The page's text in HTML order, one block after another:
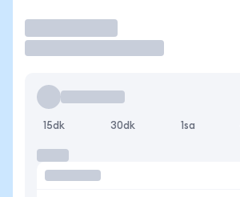
15dk 30dk 1sa